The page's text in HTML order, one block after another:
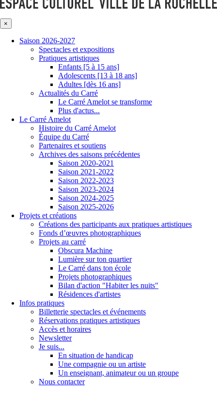
×
Saison 2026-2027
Spectacles et expositions
Pratiques artistiques
Enfants [5 à 15 ans]
Adolescents [13 à 18 ans]
Adultes [dès 16 ans]
Actualités du Carré
Le Carré Amelot se transforme
Plus d'actus...
Le Carré Amelot
Histoire du Carré Amelot
Équipe du Carré
Partenaires et soutiens
Archives des saisons précédentes
Saison 2020-2021
Saison 2021-2022
Saison 2022-2023
Saison 2023-2024
Saison 2024-2025
Saison 2025-2026
Projets et créations
Créations des participants aux pratiques artistiques
Fonds d’œuvres photographiques
Projets au carré
Obscura Machine
Lumière sur ton quartier
Le Carré dans ton école
Projets photographiques
Bilan d'action "Habiter les nuits"
Résidences d'artistes
Infos pratiques
Billetterie spectacles et événements
Réservations pratiques artistiques
Accès et horaires
Newsletter
Je suis...
En situation de handicap
Une compagnie ou un artiste
Un enseignant, animateur ou un groupe
Nous contacter